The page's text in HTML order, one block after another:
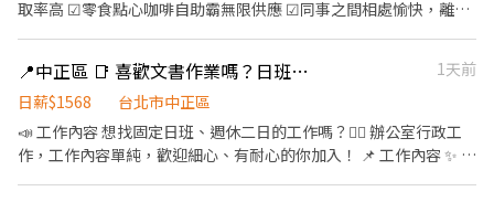
賣家問題 2.跨管道支援客服作業 要求：1.具備文字/電話客服經驗 2.
高文字靈敏度者尤佳 3.本職務為排班制，須配合輪班（教育訓練期
2~3週，訓練期間週休六日固定早班） 時間：早晚、假日輪排班
（早班時段09:00-18:00、晚班時段12:00-21:00） 💰 薪資：40K-
42K/月 . 💬 【SCS文字客服人員】 #長期 內容：1.文字系統即時答詢
2.追蹤處理訂單與售後 3.跨部門溝通與工單結案 要求：1.排班制
（週一至週日），一週排班5天 2.具良好打字速度與文字表達能力 3.
取率高 ☑零食點心咖啡自助霸無限供應 ☑同事之間相處愉快，離職
對加分~~~ ◆工作內容 1. 純客服賣家來電相關詢問電話接聽 2. 金流/
物流/爭議事件處理 3. 退貨退款協調處理 ◆上班時段: ✅ 早班:8:30-
17:30 薪資3萬8-4萬2 (底薪依學經驗核薪) ✅ 晚班：14:30-23:30 含
晚班津貼薪資約4萬4-4萬8 (底薪依學經驗核薪) ✅夜班：23:30-
📍中正區 📑 喜歡文書作業嗎？日班行政等你加入🙌
1天前
日薪$1568
台北市中正區
📣 工作內容 想找固定日班、週休二日的工作嗎？🙋‍♀️ 辦公室行政工
作，工作內容單純，歡迎細心、有耐心的你加入！ 📌 工作內容 ✨ 保